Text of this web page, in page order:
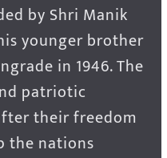
by Shri Manik
younger brother
in 1946. The
patriotic
their freedom
the nations